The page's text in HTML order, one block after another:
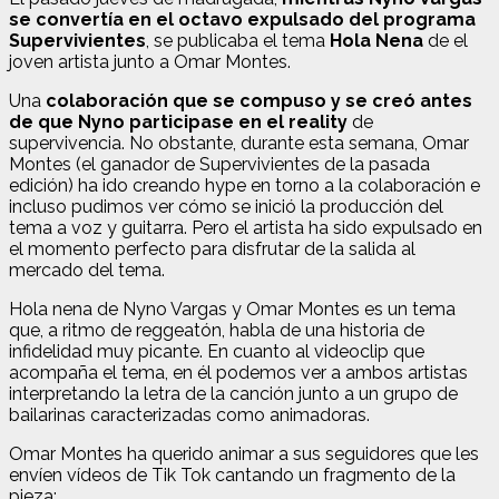
se convertía en el octavo expulsado del programa
Supervivientes, se publicaba el tema Hola Nena de el
joven artista junto a Omar Montes.
Una colaboración que se compuso y se creó antes
de que Nyno participase en el reality de
supervivencia. No obstante, durante esta semana, Omar
Montes (el ganador de Supervivientes de la pasada
edición) ha ido creando hype en torno a la colaboración e
incluso pudimos ver cómo se inició la producción del
tema a voz y guitarra. Pero el artista ha sido expulsado en
el momento perfecto para disfrutar de la salida al
mercado del tema.
Hola nena de Nyno Vargas y Omar Montes es un tema
que, a ritmo de reggeatón, habla de una historia de
infidelidad muy picante. En cuanto al videoclip que
acompaña el tema, en él podemos ver a ambos artistas
interpretando la letra de la canción junto a un grupo de
bailarinas caracterizadas como animadoras.
Omar Montes ha querido animar a sus seguidores que les
envíen vídeos de Tik Tok cantando un fragmento de la